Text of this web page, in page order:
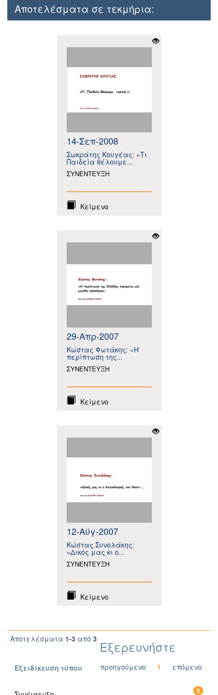
Αποτελέσματα σε τεκμήρια:
14-Σεπ-2008
Σωκράτης Κουγέας: «Τι
Παιδεία θέλουμε...
ΣΥΝΕΝΤΕΥΞΗ
Κείμενο
29-Απρ-2007
Κώστας Φωτάκης: «Η
περίπτωση της...
ΣΥΝΕΝΤΕΥΞΗ
Κείμενο
12-Αύγ-2007
Κώστας Συνολάκης:
«Δικός μας κι ο...
ΣΥΝΕΝΤΕΥΞΗ
Κείμενο
Αποτελέσματα 1-3 από 3
προηγούμενο 1 επόμενο
Εξερευνήστε
Εξειδίκευση τύπου
3